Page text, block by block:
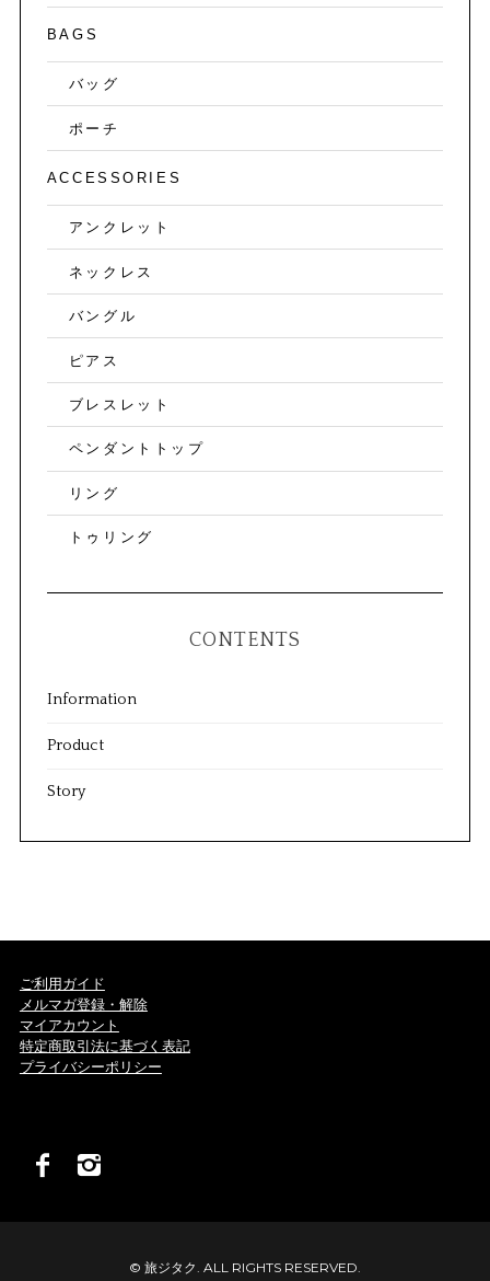
BAGS
バッグ
ポーチ
ACCESSORIES
アンクレット
ネックレス
バングル
ピアス
ブレスレット
ペンダントトップ
リング
トゥリング
CONTENTS
Information
Product
Story
ご利用ガイド
メルマガ登録・解除
マイアカウント
特定商取引法に基づく表記
プライバシーポリシー
© 旅ジタク. ALL RIGHTS RESERVED.